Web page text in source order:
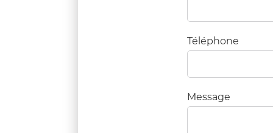
Téléphone
Message